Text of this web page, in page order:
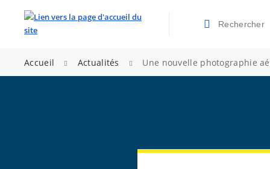
Valider la
Accueil Actualités Une nouvelle photographie